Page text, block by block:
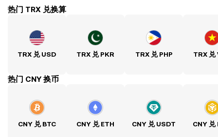
热门 TRX 兑换算
TRX 兑 USD TRX 兑 PKR TRX 兑 PHP TRX 兑
热门 CNY 换币
CNY 兑 BTC CNY 兑 ETH CNY 兑 USDT CNY 兑